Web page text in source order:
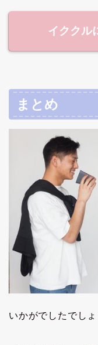
イククル
まとめ
いかがでしたでしょ